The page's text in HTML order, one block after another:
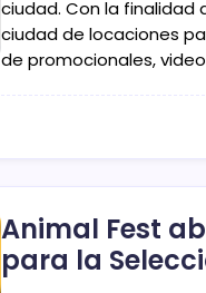
ciudad. Con la finalidad
ciudad de locaciones
de promocionales,
Animal Fest
para la